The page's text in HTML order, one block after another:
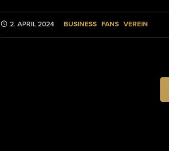
2. APRIL 2024 BUSINESS FANS VEREIN